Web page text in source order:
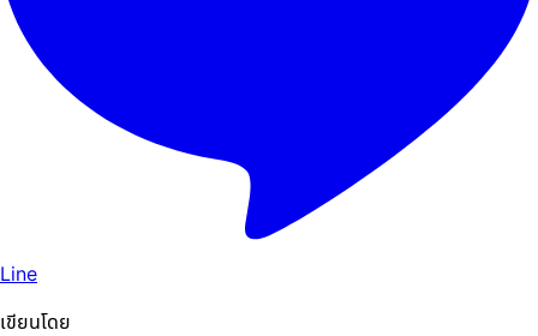
Line
เขียนโดย